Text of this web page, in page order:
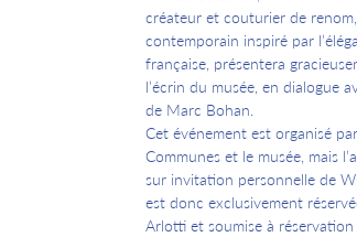
créateur et couturier de
contemporain inspiré par
française, présentera
l’écrin du musée, en dialogue
de Marc Bohan.
Cet événement est organisé
Communes et le musée, mais
sur invitation personnelle de
est donc exclusivement
Arlotti et soumise à